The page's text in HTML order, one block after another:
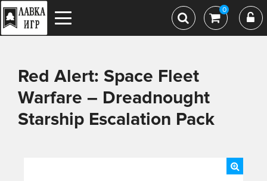
0
Red Alert: Space Fleet
Warfare – Dreadnought
Starship Escalation Pack